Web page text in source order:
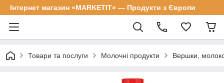
Інтернет магазин «MARKETIT» — Продукти з Європи
Товари та послуги Молочні продукти Вершки,